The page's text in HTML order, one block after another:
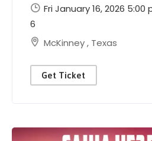
Fri January 16, 2026
6
McKinney, Texas
Get Ticket